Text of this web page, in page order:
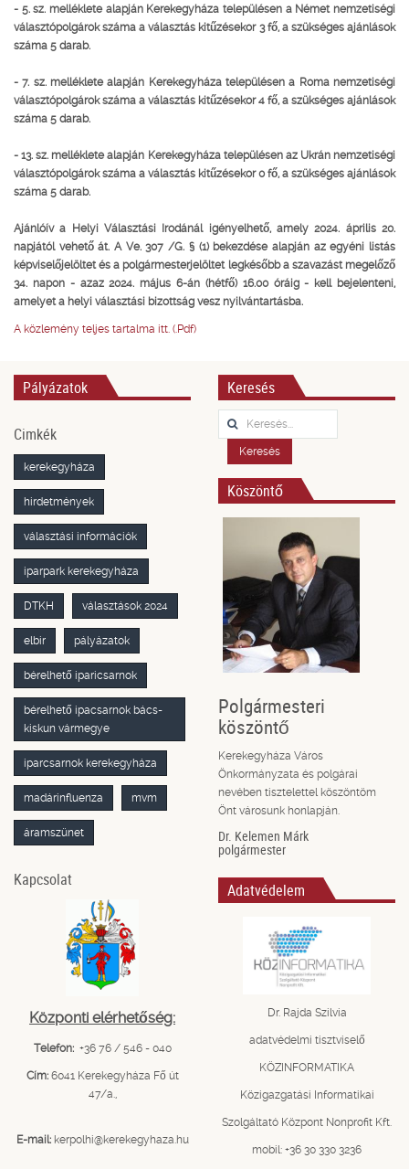
- 5. sz. melléklete alapján Kerekegyháza településen a Német nemzetiségi
választópolgárok száma a választás kitűzésekor 3 fő, a szükséges ajánlások
száma 5 darab.
- 7. sz. melléklete alapján Kerekegyháza településen a Roma nemzetiségi
választópolgárok száma a választás kitűzésekor 4 fő, a szükséges ajánlások
száma 5 darab.
- 13. sz. melléklete alapján Kerekegyháza településen az Ukrán nemzetiségi
választópolgárok száma a választás kitűzésekor 0 fő, a szükséges ajánlások
száma 5 darab.
Ajánlóív a Helyi Választási Irodánál igényelhető, amely 2024. április 20.
napjától vehető át. A Ve. 307 /G. § (1) bekezdése alapján az egyéni listás
képviselőjelöltet és a polgármesterjelöltet legkésőbb a szavazást megelőző
34. napon - azaz 2024. május 6-án (hétfő) 16.00 óráig - kell bejelenteni,
amelyet a helyi választási bizottság vesz nyilvántartásba.
A közlemény teljes tartalma itt. (.Pdf)
Pályázatok
Cimkék
kerekegyháza
hirdetmények
választási információk
iparpark kerekegyháza
DTKH választások 2024
elbir pályázatok
bérelhető iparicsarnok
bérelhető ipacsarnok bács-
kiskun vármegye
iparcsarnok kerekegyháza
madárinfluenza mvm
áramszünet
Kapcsolat
Központi elérhetőség:
Telefon: +36 76 / 546 - 040
Cím: 6041 Kerekegyháza Fő út
47/a.,
E-mail: kerpolhi@kerekegyhaza.hu
Keresés
Keresés...
Keresés
Köszöntő
Polgármesteri
köszöntő
Kerekegyháza Város
Önkormányzata és polgárai
nevében tisztelettel köszöntöm
Önt városunk honlapján.
Dr. Kelemen Márk
polgármester
Adatvédelem
Dr. Rajda Szilvia
adatvédelmi tisztviselő
KÖZINFORMATIKA
Közigazgatási Informatikai
Szolgáltató Központ Nonprofit Kft.
mobil: +36 30 330 3236